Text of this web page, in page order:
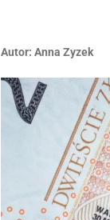
Autor: Anna Zyzek